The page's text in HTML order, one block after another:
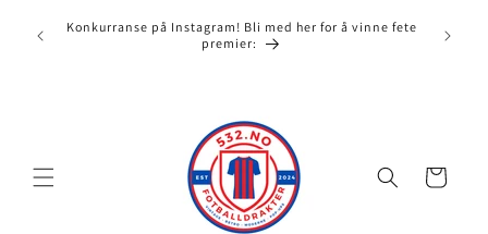
innholdet
av
Konkurranse på Instagram! Bli med her for å vinne fete
premier:
Handlekurv